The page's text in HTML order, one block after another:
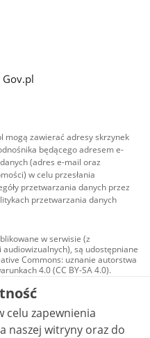
mogą zawierać adresy skrzynek
będącego adresem e-
(adres e-mail oraz
w celu przesłania
przetwarzania danych przez
przetwarzania danych
w serwisie (z
audiowizualnych), są udostępniane
Commons: uznanie autorstwa
4.0 (CC BY-SA 4.0).
w tym zdjęcia, materiały
na licencji typu
uznanie autorstwa użycie
utworów zależnych 4.0 (CC BY-
jest to stwierdzone inaczej.
celu zapewnienia
naszej witryny oraz do